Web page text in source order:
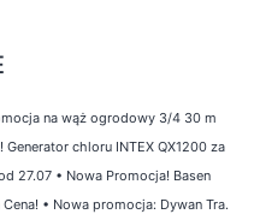
na wąż ogrodowy 3/4 30 m
chloru INTEX QX1200 za
27.07 • Nowa Promocja! Basen
• Nowa promocja: Dywan Tra.